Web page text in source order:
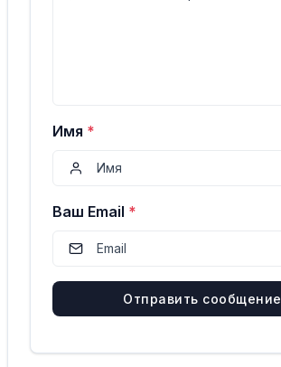
Имя *
Ваш Email *
Отправить сообщение